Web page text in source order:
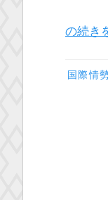
“イ
リ
の続き
国際情